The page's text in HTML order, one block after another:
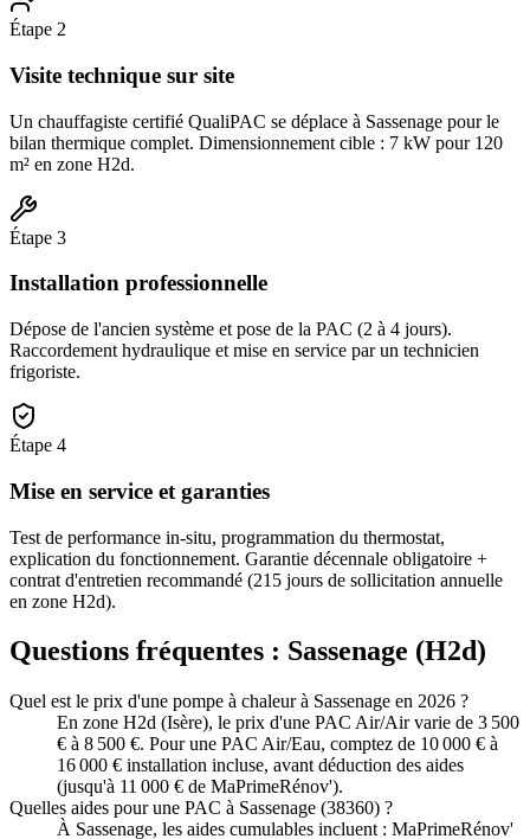
Étape 2
Visite technique sur site
Un chauffagiste certifié QualiPAC se déplace à Sassenage pour le
bilan thermique complet. Dimensionnement cible : 7 kW pour 120
m² en zone H2d.
Étape 3
Installation professionnelle
Dépose de l'ancien système et pose de la PAC (2 à 4 jours).
Raccordement hydraulique et mise en service par un technicien
frigoriste.
Étape 4
Mise en service et garanties
Test de performance in-situ, programmation du thermostat,
explication du fonctionnement. Garantie décennale obligatoire +
contrat d'entretien recommandé (215 jours de sollicitation annuelle
en zone H2d).
Questions fréquentes : Sassenage (H2d)
Quel est le prix d'une pompe à chaleur à Sassenage en 2026 ?
En zone H2d (Isère), le prix d'une PAC Air/Air varie de 3 500
€ à 8 500 €. Pour une PAC Air/Eau, comptez de 10 000 € à
16 000 € installation incluse, avant déduction des aides
(jusqu'à 11 000 € de MaPrimeRénov').
Quelles aides pour une PAC à Sassenage (38360) ?
À Sassenage, les aides cumulables incluent : MaPrimeRénov'